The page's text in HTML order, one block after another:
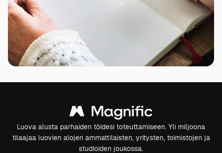
Luova alusta parhaiden töidesi toteuttamiseen. Yli miljoona
tilaajaa luovien alojen ammattilaisten, yritysten, toimistojen ja
studioiden joukossa.